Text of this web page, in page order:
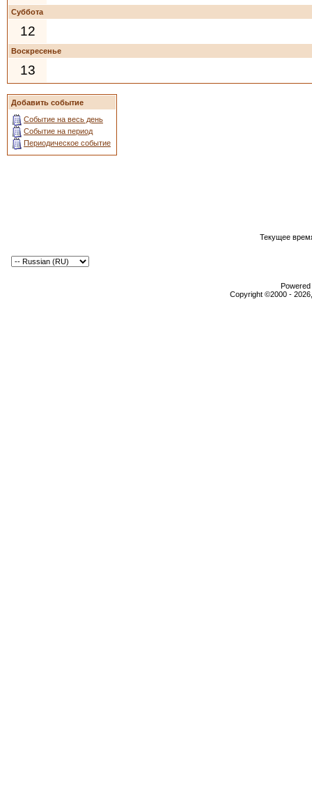
Суббота
12
Воскресенье
13
Добавить событие
Событие на весь день
Событие на период
Периодическое событие
Текущее
Copyright ©2000 -